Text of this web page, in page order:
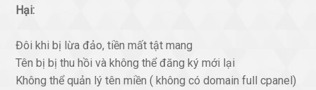
Hại:
Đôi khi bị lừa đảo, tiền mất tật mang
Tên bị bị thu hồi và không thể đăng ký mới lại
Không thể quản lý tên miền ( không có domain full cpanel)